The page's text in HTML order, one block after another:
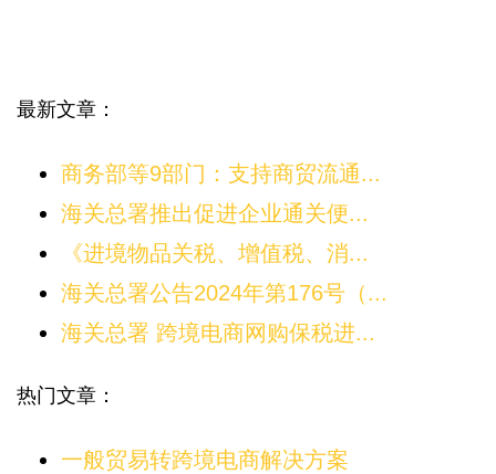
最新文章：
商务部等9部门：支持商贸流通...
海关总署推出促进企业通关便...
《进境物品关税、增值税、消...
海关总署公告2024年第176号（...
海关总署 跨境电商网购保税进...
热门文章：
一般贸易转跨境电商解决方案